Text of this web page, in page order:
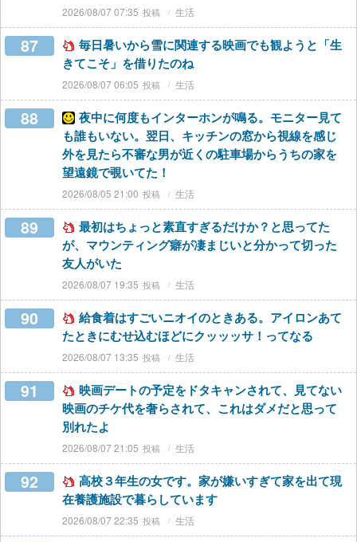
2026/08/07 07:35 生活
87
毎日暑いから雪に関連する映画でも観ようと「生
きてこそ」を借りたのね
2026/08/07 06:05 生活
88
夜中に何度もインターホンが鳴る。モニター見て
も誰もいない。翌日、キッチンの窓から視線を感じ
外を見たら不審な男が近くの駐車場からうちの家を
望遠鏡で覗いてた！
2026/08/05 21:00 生活
89
最初はちょっと素直すぎるだけか？と思ってた
が、マウンティング癖が凄まじいと分かって切った
友人がいた
2026/08/07 19:35 生活
90
給食着はすごいニオイのときある。アイロンあて
たときにむせ込むほどにクッッッサ！ってなる
2026/08/07 13:35 生活
91
映画デートの予定をドタキャンされて、見てない
映画のチケ代を奢らされて、これはダメだと思って
別れたよ
2026/08/07 21:05 生活
92
高校３年生の女です。家が嫌いすぎて家を出て現
在養護施設で暮らしています
2026/08/07 22:35 生活